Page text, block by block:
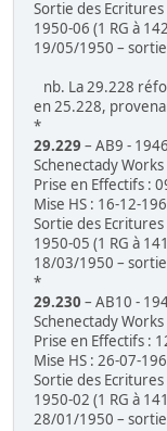
Sortie des
1950-06 (1 RG à
19/05/1950 –
nb. La 29.228
en 25.228,
*
29.229 – AB9 -
Schenectady
Prise en Effectifs :
Mise HS : 16-12-
Sortie des
1950-05 (1 RG à
18/03/1950 –
*
29.230 – AB10 -
Schenectady
Prise en Effectifs :
Mise HS : 26-07-
Sortie des
1950-02 (1 RG à
28/01/1950 –